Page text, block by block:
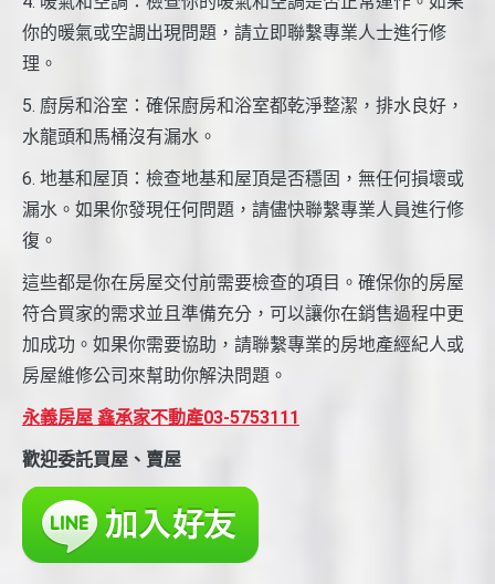
你的暖氣或空調出現問題，請立即聯繫專業人士進行修
理。
5. 廚房和浴室：確保廚房和浴室都乾淨整潔，排水良好，
水龍頭和馬桶沒有漏水。
6. 地基和屋頂：檢查地基和屋頂是否穩固，無任何損壞或
漏水。如果你發現任何問題，請儘快聯繫專業人員進行修
復。
這些都是你在房屋交付前需要檢查的項目。確保你的房屋
符合買家的需求並且準備充分，可以讓你在銷售過程中更
加成功。如果你需要協助，請聯繫專業的房地產經紀人或
房屋維修公司來幫助你解決問題。
永義房屋 鑫承家不動產03-5753111
歡迎委託買屋、賣屋